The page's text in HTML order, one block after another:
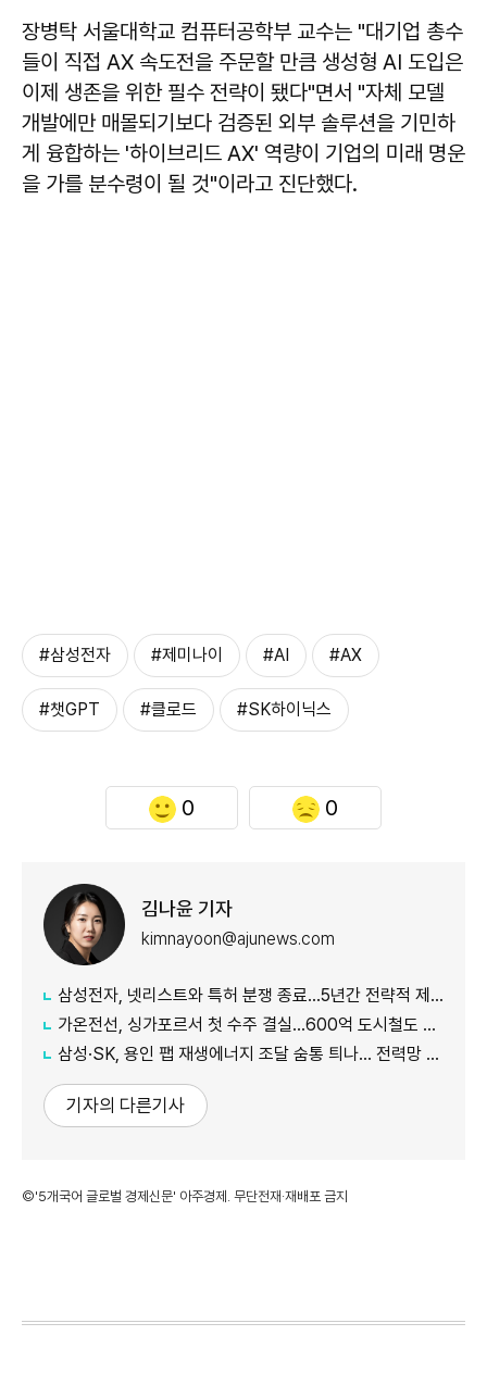
장병탁 서울대학교 컴퓨터공학부 교수는 "대기업 총수
들이 직접 AX 속도전을 주문할 만큼 생성형 AI 도입은
이제 생존을 위한 필수 전략이 됐다"면서 "자체 모델
개발에만 매몰되기보다 검증된 외부 솔루션을 기민하
게 융합하는 '하이브리드 AX' 역량이 기업의 미래 명운
을 가를 분수령이 될 것"이라고 진단했다.
#삼성전자 #제미나이 #AI #AX
#챗GPT #클로드 #SK하이닉스
0 0
김나윤 기자
kimnayoon@ajunews.com
삼성전자, 넷리스트와 특허 분쟁 종료…5년간 전략적 제휴
가온전선, 싱가포르서 첫 수주 결실…600억 도시철도 케이블 공급
삼성·SK, 용인 팹 재생에너지 조달 숨통 틔나… 전력망 확충에 에너지 리스크 완화 기대
기자의 다른기사
©'5개국어 글로벌 경제신문' 아주경제. 무단전재·재배포 금지